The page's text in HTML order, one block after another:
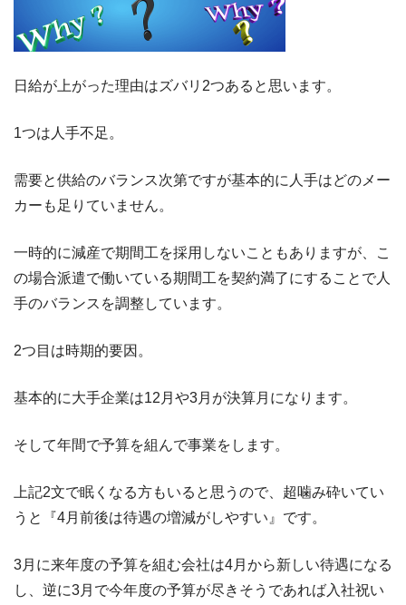
日給が上がった理由はズバリ2つあると思います。
1つは人手不足。
需要と供給のバランス次第ですが基本的に人手はどのメー
カーも足りていません。
一時的に減産で期間工を採用しないこともありますが、こ
の場合派遣で働いている期間工を契約満了にすることで人
手のバランスを調整しています。
2つ目は時期的要因。
基本的に大手企業は12月や3月が決算月になります。
そして年間で予算を組んで事業をします。
上記2文で眠くなる方もいると思うので、超噛み砕いてい
うと『4月前後は待遇の増減がしやすい』です。
3月に来年度の予算を組む会社は4月から新しい待遇になる
し、逆に3月で今年度の予算が尽きそうであれば入社祝い